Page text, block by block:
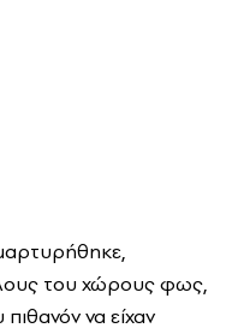
του χώρους φως,
να είχαν